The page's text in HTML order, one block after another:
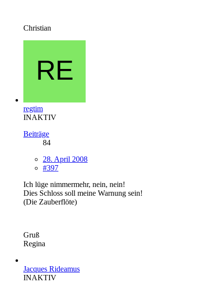
Christian
regtim
INAKTIV
Beiträge
84
28. April 2008
#397
Ich lüge nimmermehr, nein, nein!
Dies Schloss soll meine Warnung sein!
(Die Zauberflöte)
Gruß
Regina
Jacques Rideamus
INAKTIV